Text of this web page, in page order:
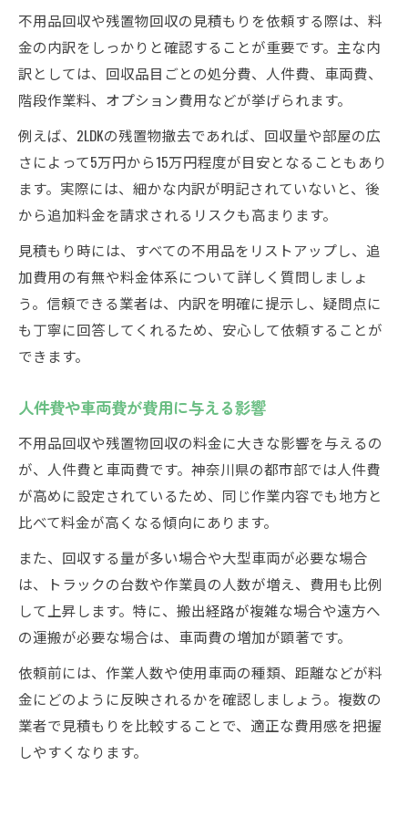
不用品回収や残置物回収の見積もりを依頼する際は、料
金の内訳をしっかりと確認することが重要です。主な内
訳としては、回収品目ごとの処分費、人件費、車両費、
階段作業料、オプション費用などが挙げられます。
例えば、2LDKの残置物撤去であれば、回収量や部屋の広
さによって5万円から15万円程度が目安となることもあり
ます。実際には、細かな内訳が明記されていないと、後
から追加料金を請求されるリスクも高まります。
見積もり時には、すべての不用品をリストアップし、追
加費用の有無や料金体系について詳しく質問しましょ
う。信頼できる業者は、内訳を明確に提示し、疑問点に
も丁寧に回答してくれるため、安心して依頼することが
できます。
人件費や車両費が費用に与える影響
不用品回収や残置物回収の料金に大きな影響を与えるの
が、人件費と車両費です。神奈川県の都市部では人件費
が高めに設定されているため、同じ作業内容でも地方と
比べて料金が高くなる傾向にあります。
また、回収する量が多い場合や大型車両が必要な場合
は、トラックの台数や作業員の人数が増え、費用も比例
して上昇します。特に、搬出経路が複雑な場合や遠方へ
の運搬が必要な場合は、車両費の増加が顕著です。
依頼前には、作業人数や使用車両の種類、距離などが料
金にどのように反映されるかを確認しましょう。複数の
業者で見積もりを比較することで、適正な費用感を把握
しやすくなります。